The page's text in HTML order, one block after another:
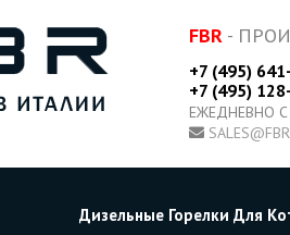
FBR -
+7 (495)
+7 (495)
ЕЖЕДНЕВНО
Дизельные Горелки Для